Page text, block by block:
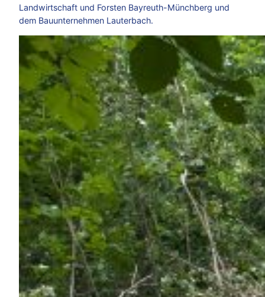
Landwirtschaft und Forsten Bayreuth-Münchberg und
dem Bauunternehmen Lauterbach.